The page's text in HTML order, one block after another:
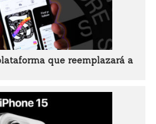
que reemplazará a